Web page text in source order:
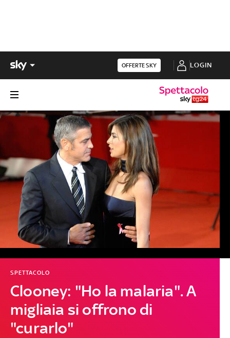
OFFERTE SKY LOGIN
Clooney: "Ho la malaria". A
migliaia si offrono di
"curarlo"
SPETTACOLO